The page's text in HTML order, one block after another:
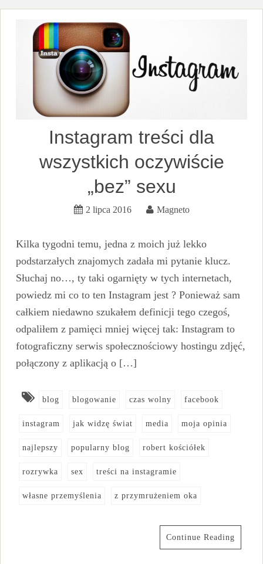
Instagram treści dla
wszystkich oczywiście
„bez” sexu
2 lipca 2016 Magneto
Kilka tygodni temu, jedna z moich już lekko
podstarzałych znajomych zadała mi pytanie klucz.
Słuchaj no…, ty taki ogarnięty w tych internetach,
powiedz mi co to ten Instagram jest ? Ponieważ sam
całkiem niedawno szukałem definicji tego czegoś,
odpaliłem z pamięci mniej więcej tak: Instagram to
fotograficzny serwis społecznościowy hostingu zdjęć,
połączony z aplikacją o […]
blog blogowanie czas wolny facebook
instagram jak widzę świat media moja opinia
najlepszy popularny blog robert kościółek
rozrywka sex treści na instagramie
własne przemyślenia z przymrużeniem oka
Continue Reading